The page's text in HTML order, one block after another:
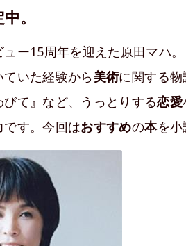
。
ー15周年を迎えた原田マハ。
いた経験から美術に関する
びて』など、うっとりする恋愛
す。今回はおすすめの本を小